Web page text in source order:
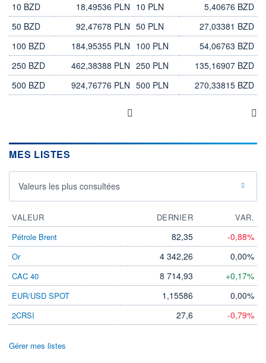
10 BZD
18,49536 PLN
50 BZD
92,47678 PLN
100 BZD
184,95355 PLN
250 BZD
462,38388 PLN
500 BZD
924,76776 PLN
10 PLN
5,40676 BZD
50 PLN
27,03381 BZD
100 PLN
54,06763 BZD
250 PLN
135,16907 BZD
500 PLN
270,33815 BZD
MES LISTES
Valeurs les plus consultées
VALEUR DERNIER
VAR.
Pétrole Brent
82,35 -0,88%
Or 4 342,26 0,00%
CAC 40 8 714,93 +0,17%
EUR/USD SPOT 1,15586 0,00%
2CRSI 27,6 -0,79%
Gérer mes listes